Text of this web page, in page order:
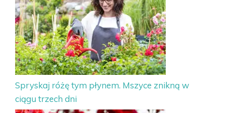
Spryskaj różę tym płynem. Mszyce znikną w
ciągu trzech dni